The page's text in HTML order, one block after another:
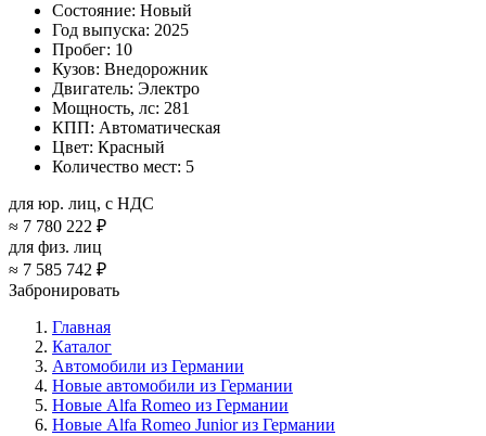
Состояние: Новый
Год выпуска: 2025
Пробег: 10
Кузов: Внедорожник
Двигатель: Электро
Мощность, лс: 281
КПП: Автоматическая
Цвет: Красный
Количество мест: 5
для юр. лиц, с НДС
≈ 7 780 222 ₽
для физ. лиц
≈ 7 585 742 ₽
Забронировать
Главная
Каталог
Автомобили из Германии
Новые автомобили из Германии
Новые Alfa Romeo из Германии
Новые Alfa Romeo Junior из Германии